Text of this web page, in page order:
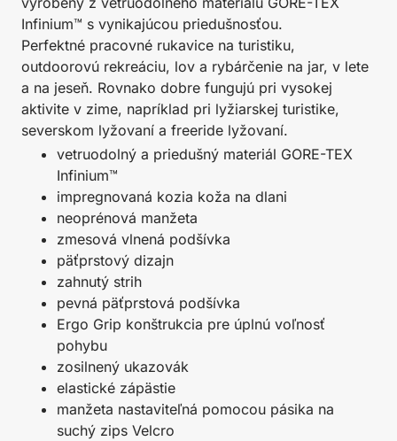
Infinium™ s vynikajúcou priedušnosťou.
Perfektné pracovné rukavice na turistiku,
outdoorovú rekreáciu, lov a rybárčenie na jar, v lete
a na jeseň. Rovnako dobre fungujú pri vysokej
aktivite v zime, napríklad pri lyžiarskej turistike,
severskom lyžovaní a freeride lyžovaní.
vetruodolný a priedušný materiál GORE-TEX
Infinium™
impregnovaná kozia koža na dlani
neoprénová manžeta
zmesová vlnená podšívka
päťprstový dizajn
zahnutý strih
pevná päťprstová podšívka
Ergo Grip konštrukcia pre úplnú voľnosť
pohybu
zosilnený ukazovák
elastické zápästie
manžeta nastaviteľná pomocou pásika na
suchý zips Velcro